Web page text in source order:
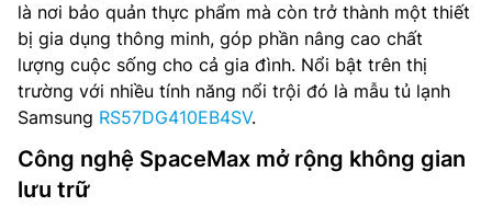
là nơi bảo quản thực phẩm mà còn trở thành một thiết
bị gia dụng thông minh, góp phần nâng cao chất
lượng cuộc sống cho cả gia đình. Nổi bật trên thị
trường với nhiều tính năng nổi trội đó là mẫu tủ lạnh
Samsung RS57DG410EB4SV.
Công nghệ SpaceMax mở rộng không gian
lưu trữ